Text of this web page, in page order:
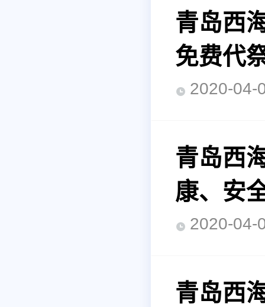
青岛西
免费代
2020-
青岛西
康、安
2020-
青岛西